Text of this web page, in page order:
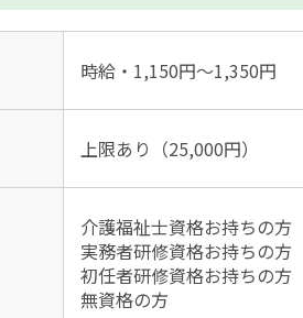
時給・1,150円～1,350円
上限あり（25,000円）
介護福祉士資格お持ちの
実務者研修資格お持ちの
初任者研修資格お持ちの
無資格の方 １